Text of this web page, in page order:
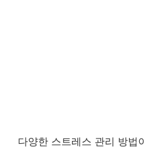
다양한 스트레스 관리 방법